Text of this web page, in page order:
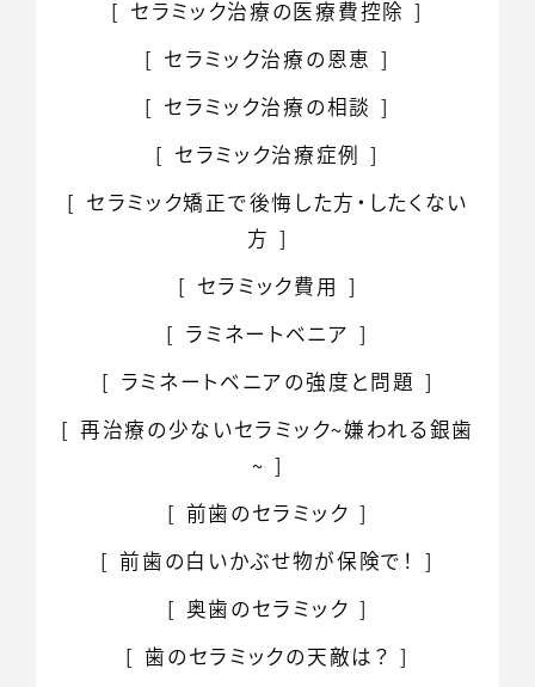
セラミック治療の医療費控除
セラミック治療の恩恵
セラミック治療の相談
セラミック治療症例
セラミック矯正で後悔した方・したくない
方
セラミック費用
ラミネートベニア
ラミネートベニアの強度と問題
再治療の少ないセラミック~嫌われる銀歯
~
前歯のセラミック
前歯の白いかぶせ物が保険で！
奥歯のセラミック
歯のセラミックの天敵は？